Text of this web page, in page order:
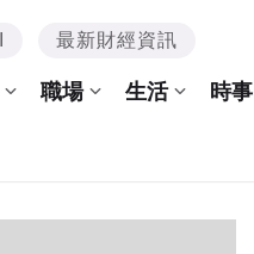
最新財經資訊
職場 生活 時事